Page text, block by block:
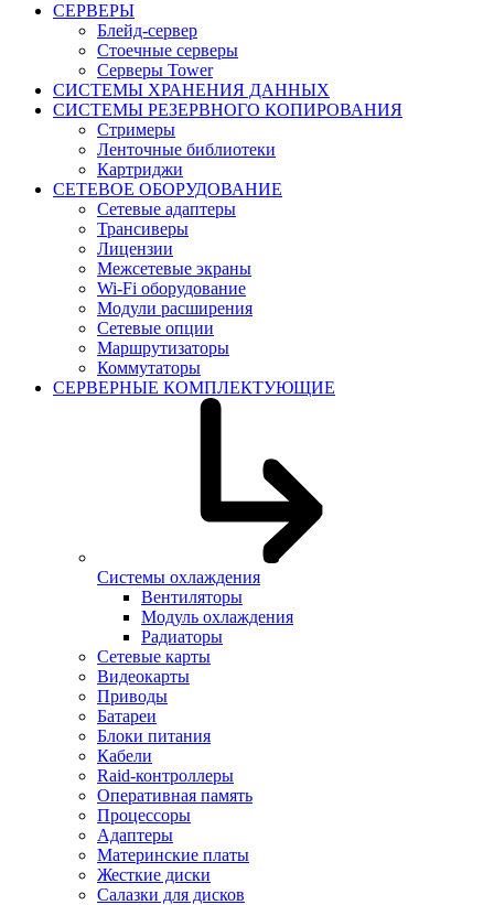
СЕРВЕРЫ
Блейд-сервер
Стоечные серверы
Серверы Tower
СИСТЕМЫ ХРАНЕНИЯ ДАННЫХ
СИСТЕМЫ РЕЗЕРВНОГО КОПИРОВАНИЯ
Стримеры
Ленточные библиотеки
Картриджи
СЕТЕВОЕ ОБОРУДОВАНИЕ
Сетевые адаптеры
Трансиверы
Лицензии
Межсетевые экраны
Wi-Fi оборудование
Модули расширения
Сетевые опции
Маршрутизаторы
Коммутаторы
СЕРВЕРНЫЕ КОМПЛЕКТУЮЩИЕ
Системы охлаждения
Вентиляторы
Модуль охлаждения
Радиаторы
Сетевые карты
Видеокарты
Приводы
Батареи
Блоки питания
Кабели
Raid-контроллеры
Оперативная память
Процессоры
Адаптеры
Материнские платы
Жесткие диски
Салазки для дисков